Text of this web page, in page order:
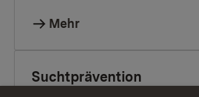
Mehr
Suchtprävention